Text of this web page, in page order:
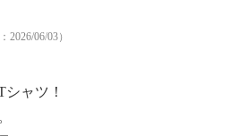
2026/06/03）
ャツ！